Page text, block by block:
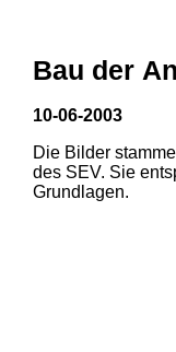
Bau der
10-06-2003
Die Bilder
des SEV. Sie
Grundlagen.